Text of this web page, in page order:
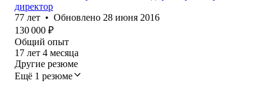
директор
77 лет • Обновлено 28 июня 2016
130 000 ₽
Общий опыт
17 лет 4 месяца
Другие резюме
Ещё 1 резюме